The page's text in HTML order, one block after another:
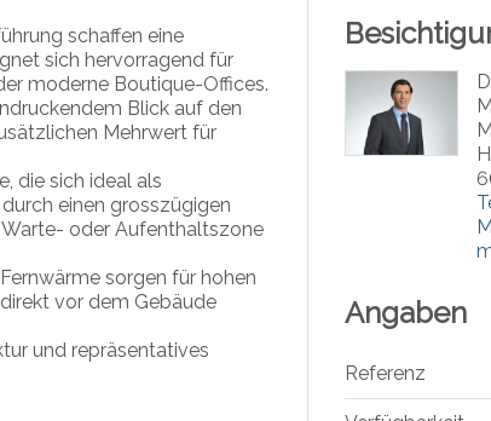
schaffen eine
sich hervorragend für
moderne Boutique-Offices.
Blick auf den
Mehrwert für
die sich ideal als
einen grosszügigen
oder Aufenthaltszone
sorgen für hohen
vor dem Gebäude
und repräsentatives
Angaben
Referenz